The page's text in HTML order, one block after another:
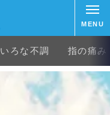
MENU
ろな不調 指の痛み